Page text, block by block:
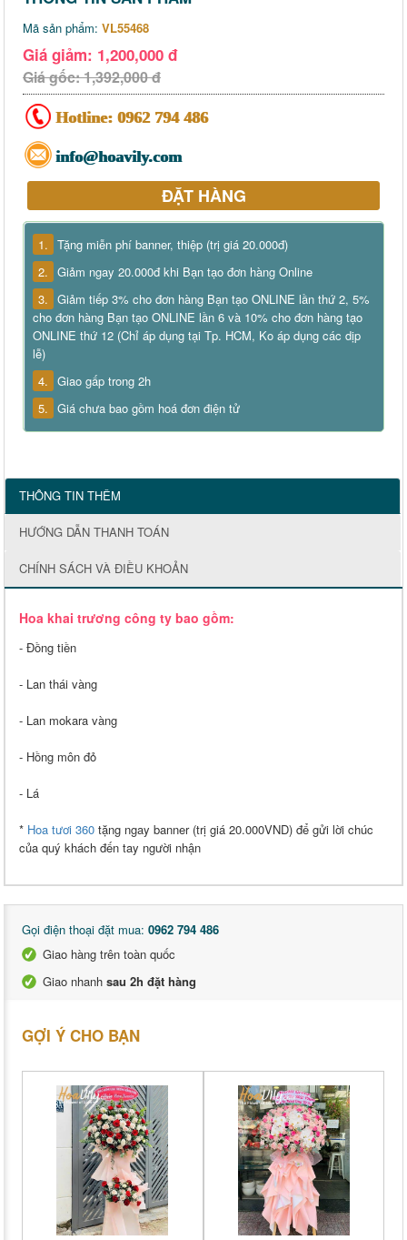
Mã sản phẩm: VL55468
Giá giảm: 1,200,000 đ
Giá gốc: 1,392,000 đ
Hotline: 0962 794 486
info@hoavily.com
ĐẶT HÀNG
1. Tặng miễn phí banner, thiệp (trị giá 20.000đ)
2. Giảm ngay 20.000đ khi Bạn tạo đơn hàng Online
3. Giảm tiếp 3% cho đơn hàng Bạn tạo ONLINE lần thứ 2, 5%
cho đơn hàng Bạn tạo ONLINE lần 6 và 10% cho đơn hàng tạo
ONLINE thứ 12 (Chỉ áp dụng tại Tp. HCM, Ko áp dụng các dịp
lễ)
4. Giao gấp trong 2h
5. Giá chưa bao gồm hoá đơn điện tử
THÔNG TIN THÊM
HƯỚNG DẪN THANH TOÁN
CHÍNH SÁCH VÀ ĐIỀU KHOẢN
Hoa khai trương công ty bao gồm:
- Đồng tiền
- Lan thái vàng
- Lan mokara vàng
- Hồng môn đỏ
- Lá
* Hoa tươi 360 tặng ngay banner (trị giá 20.000VND) để gửi lời chúc
của quý khách đến tay người nhận
Gọi điện thoại đặt mua: 0962 794 486
Giao hàng trên toàn quốc
Giao nhanh sau 2h đặt hàng
GỢI Ý CHO BẠN